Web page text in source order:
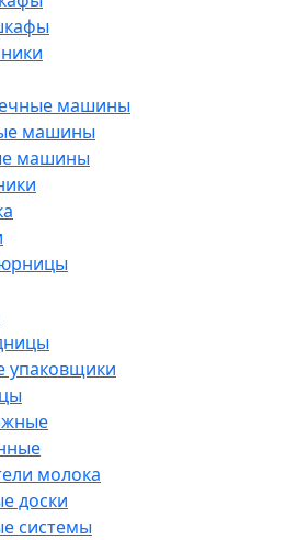
машины
машины
машины
упаковщики
молока
доски
системы